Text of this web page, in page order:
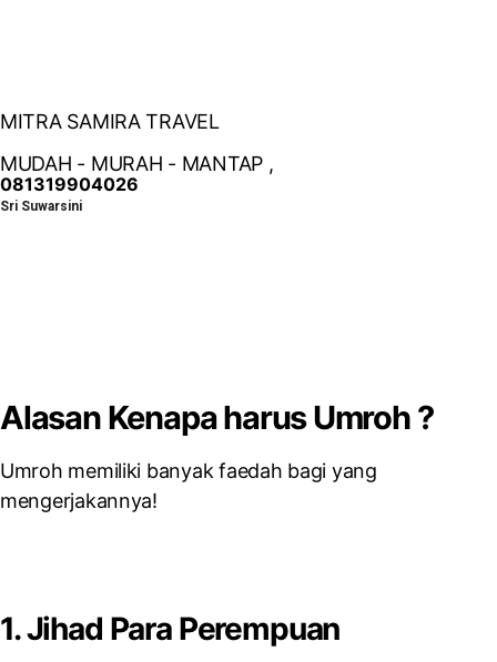
MITRA SAMIRA TRAVEL
MUDAH - MURAH - MANTAP ,
081319904026
Sri Suwarsini
Alasan Kenapa harus Umroh ?
Umroh memiliki banyak faedah bagi yang
mengerjakannya!
1. Jihad Para Perempuan